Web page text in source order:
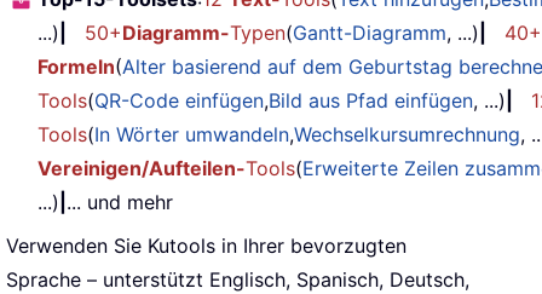
...)
50+Diagramm-Typen(Gantt-Diagramm, ...)
Formeln(Alter basierend auf dem Geburtstag
Tools(QR-Code einfügen,Bild aus Pfad einfügen, ...)
Tools(In Wörter umwandeln,Wechselkursumrechnung,
Vereinigen/Aufteilen-Tools(Erweiterte Zeilen
...) ... und mehr
Verwenden Sie Kutools in Ihrer bevorzugten
Sprache – unterstützt Englisch, Spanisch, Deutsch,